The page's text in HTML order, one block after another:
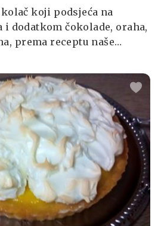
koji podsjeća na
dodatkom čokolade, oraha,
prema receptu naše
danas kuhali?